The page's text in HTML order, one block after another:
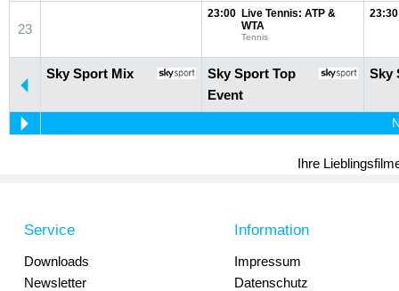
23
23:00 Live Tennis: ATP &
WTA
Tennis
23:30
Sky Sport Mix
Sky Sport Top
Event
Sky
Ihre
Service
Downloads
Newsletter
Information
Impressum
Datenschutz